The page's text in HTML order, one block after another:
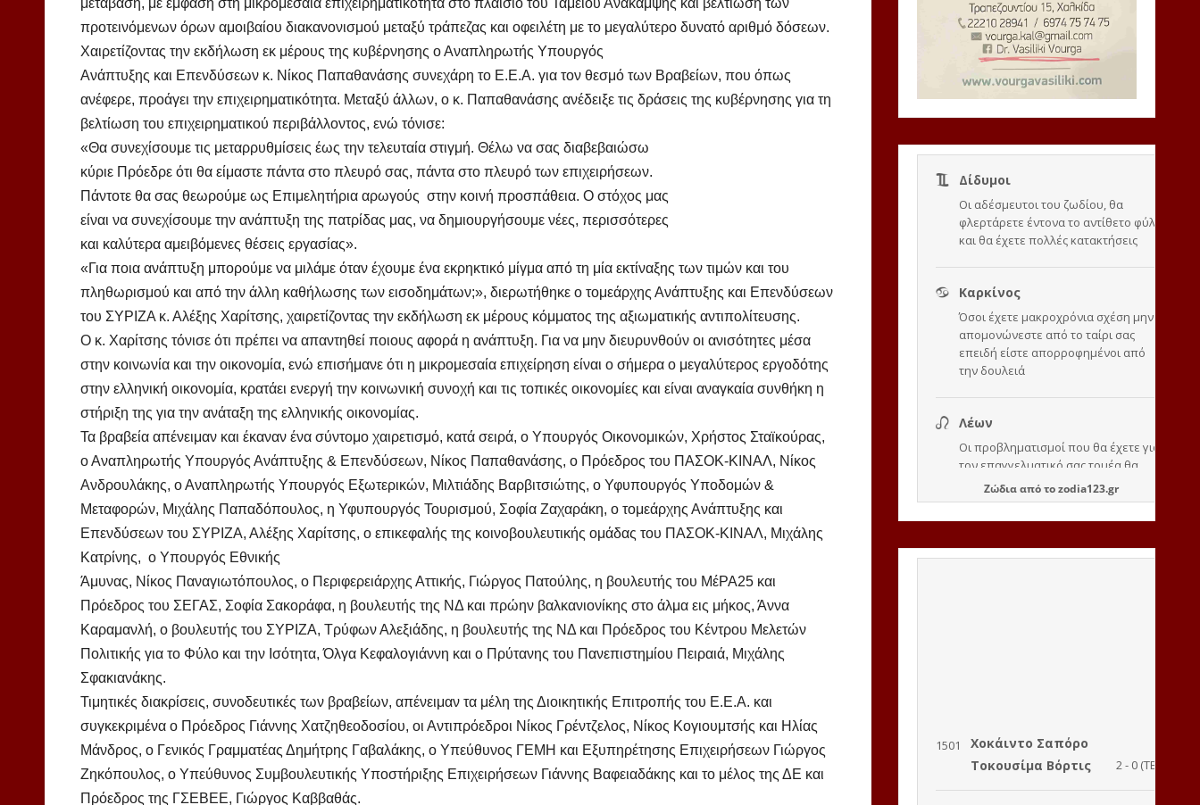
προτεινόμενων όρων αμοιβαίου διακανονισμού μεταξύ τράπεζας και οφειλέτη με το μεγαλύτερο δυνατό αριθμό δόσεων.
Χαιρετίζοντας την εκδήλωση εκ μέρους της κυβέρνησης ο Αναπληρωτής Υπουργός
Ανάπτυξης και Επενδύσεων κ. Νίκος Παπαθανάσης συνεχάρη το Ε.Ε.Α. για τον θεσμό των Βραβείων, που όπως
ανέφερε, προάγει την επιχειρηματικότητα. Μεταξύ άλλων, ο κ. Παπαθανάσης ανέδειξε τις δράσεις της κυβέρνησης για τη
βελτίωση του επιχειρηματικού περιβάλλοντος, ενώ τόνισε:
«Θα συνεχίσουμε τις μεταρρυθμίσεις έως την τελευταία στιγμή. Θέλω να σας διαβεβαιώσω
κύριε Πρόεδρε ότι θα είμαστε πάντα στο πλευρό σας, πάντα στο πλευρό των επιχειρήσεων.
Πάντοτε θα σας θεωρούμε ως Επιμελητήρια αρωγούς στην κοινή προσπάθεια. Ο στόχος μας
είναι να συνεχίσουμε την ανάπτυξη της πατρίδας μας, να δημιουργήσουμε νέες, περισσότερες
και καλύτερα αμειβόμενες θέσεις εργασίας».
«Για ποια ανάπτυξη μπορούμε να μιλάμε όταν έχουμε ένα εκρηκτικό μίγμα από τη μία εκτίναξης των τιμών και του
πληθωρισμού και από την άλλη καθήλωσης των εισοδημάτων;», διερωτήθηκε ο τομεάρχης Ανάπτυξης και Επενδύσεων
του ΣΥΡΙΖΑ κ. Αλέξης Χαρίτσης, χαιρετίζοντας την εκδήλωση εκ μέρους κόμματος της αξιωματικής αντιπολίτευσης.
Ο κ. Χαρίτσης τόνισε ότι πρέπει να απαντηθεί ποιους αφορά η ανάπτυξη. Για να μην διευρυνθούν οι ανισότητες μέσα
στην κοινωνία και την οικονομία, ενώ επισήμανε ότι η μικρομεσαία επιχείρηση είναι ο σήμερα ο μεγαλύτερος εργοδότης
στην ελληνική οικονομία, κρατάει ενεργή την κοινωνική συνοχή και τις τοπικές οικονομίες και είναι αναγκαία συνθήκη η
στήριξη της για την ανάταξη της ελληνικής οικονομίας.
Τα βραβεία απένειμαν και έκαναν ένα σύντομο χαιρετισμό, κατά σειρά, ο Υπουργός Οικονομικών, Χρήστος Σταϊκούρας,
ο Αναπληρωτής Υπουργός Ανάπτυξης & Επενδύσεων, Νίκος Παπαθανάσης, ο Πρόεδρος του ΠΑΣΟΚ-ΚΙΝΑΛ, Νίκος
Ανδρουλάκης, ο Αναπληρωτής Υπουργός Εξωτερικών, Μιλτιάδης Βαρβιτσιώτης, ο Υφυπουργός Υποδομών &
Μεταφορών, Μιχάλης Παπαδόπουλος, η Υφυπουργός Τουρισμού, Σοφία Ζαχαράκη, ο τομεάρχης Ανάπτυξης και
Επενδύσεων του ΣΥΡΙΖΑ, Αλέξης Χαρίτσης, ο επικεφαλής της κοινοβουλευτικής ομάδας του ΠΑΣΟΚ-ΚΙΝΑΛ, Μιχάλης
Κατρίνης, ο Υπουργός Εθνικής
Άμυνας, Νίκος Παναγιωτόπουλος, ο Περιφερειάρχης Αττικής, Γιώργος Πατούλης, η βουλευτής του ΜέΡΑ25 και
Πρόεδρος του ΣΕΓΑΣ, Σοφία Σακοράφα, η βουλευτής της ΝΔ και πρώην βαλκανιονίκης στο άλμα εις μήκος, Άννα
Καραμανλή, ο βουλευτής του ΣΥΡΙΖΑ, Τρύφων Αλεξιάδης, η βουλευτής της ΝΔ και Πρόεδρος του Κέντρου Μελετών
Πολιτικής για το Φύλο και την Ισότητα, Όλγα Κεφαλογιάννη και ο Πρύτανης του Πανεπιστημίου Πειραιά, Μιχάλης
Σφακιανάκης.
Τιμητικές διακρίσεις, συνοδευτικές των βραβείων, απένειμαν τα μέλη της Διοικητικής Επιτροπής του Ε.Ε.Α. και
συγκεκριμένα ο Πρόεδρος Γιάννης Χατζηθεοδοσίου, οι Αντιπρόεδροι Νίκος Γρέντζελος, Νίκος Κογιουμτσής και Ηλίας
Μάνδρος, ο Γενικός Γραμματέας Δημήτρης Γαβαλάκης, ο Υπεύθυνος ΓΕΜΗ και Εξυπηρέτησης Επιχειρήσεων Γιώργος
Ζηκόπουλος, ο Υπεύθυνος Συμβουλευτικής Υποστήριξης Επιχειρήσεων Γιάννης Βαφειαδάκης και το μέλος της ΔΕ και
Πρόεδρος της ΓΣΕΒΕΕ, Γιώργος Καββαθάς.
Ζώδιααπό τοzodia123.gr